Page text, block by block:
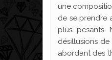
une
de se prendre
plus pesants.
désillusions
abordant des